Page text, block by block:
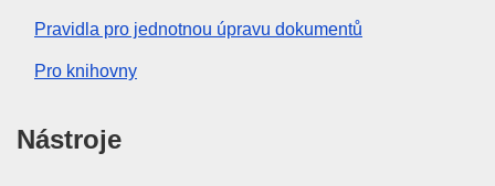
Pravidla pro jednotnou úpravu dokumentů
Pro knihovny
Nástroje